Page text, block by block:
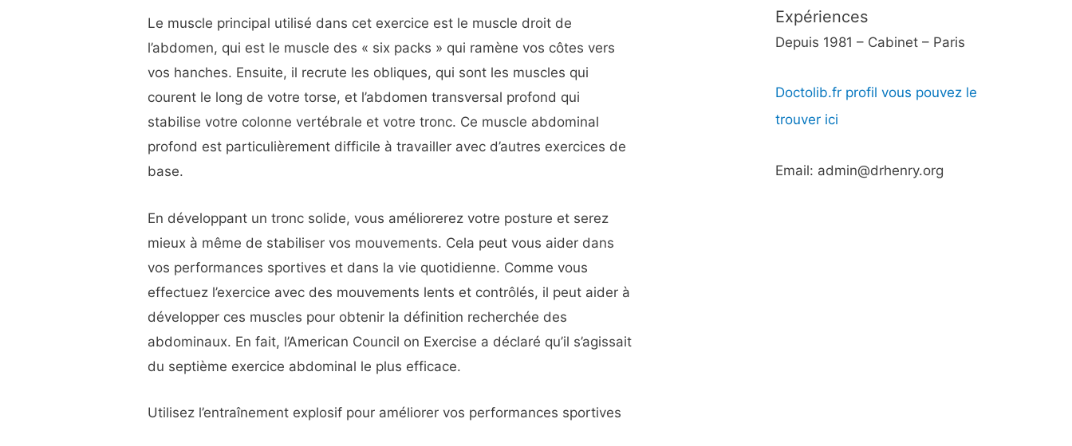
Le muscle principal utilisé dans cet exercice est le muscle droit de
l’abdomen, qui est le muscle des « six packs » qui ramène vos côtes vers
vos hanches. Ensuite, il recrute les obliques, qui sont les muscles qui
courent le long de votre torse, et l’abdomen transversal profond qui
stabilise votre colonne vertébrale et votre tronc. Ce muscle abdominal
profond est particulièrement difficile à travailler avec d’autres exercices de
base.
En développant un tronc solide, vous améliorerez votre posture et serez
mieux à même de stabiliser vos mouvements. Cela peut vous aider dans
vos performances sportives et dans la vie quotidienne. Comme vous
effectuez l’exercice avec des mouvements lents et contrôlés, il peut aider à
développer ces muscles pour obtenir la définition recherchée des
abdominaux. En fait, l’American Council on Exercise a déclaré qu’il s’agissait
du septième exercice abdominal le plus efficace.
Utilisez l’entraînement explosif pour améliorer vos performances sportives
Expériences
Depuis 1981 – Cabinet – Paris
Doctolib.fr profil vous pouvez le
trouver ici
Email: admin@drhenry.org